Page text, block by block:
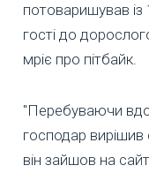
потоваришував
гості до
мріє про пітбайк.
"Перебуваючи
господар
він зайшов на